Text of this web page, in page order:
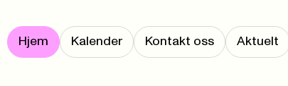
Hjem Kalender Kontakt oss Aktuelt